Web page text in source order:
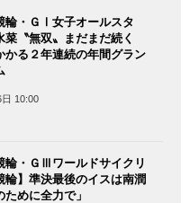
輪・ＧⅠ女子オールスタ
菜〝無双〟まだまだ続く
る２年連続の年間グラン
10:00
輪・ＧⅢワールドサイクリ
輪】準決最後のイスは南潤
ために全力で」